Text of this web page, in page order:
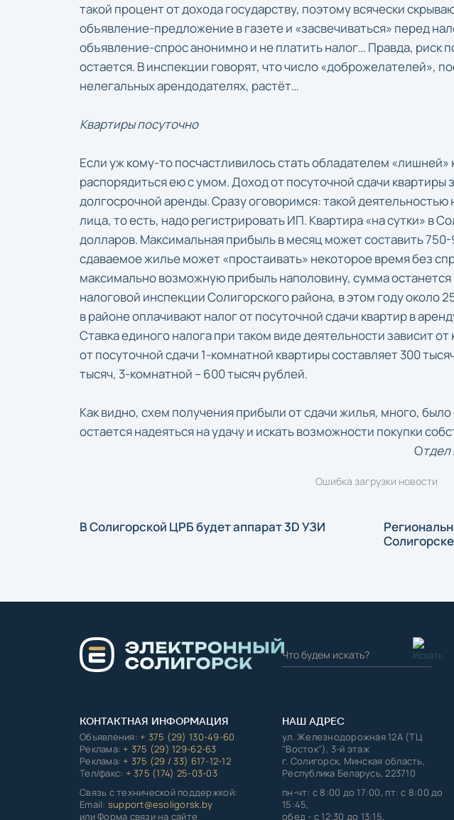
такой процент от дохода государству, поэтому всячески
объявление-предложение в газете и «засвечиваться» перед
объявление-спрос анонимно и не платить налог… Правда, риск
остается. В инспекции говорят, что число «доброжелателей»,
нелегальных арендодателях, растёт…
Квартиры посуточно
Если уж кому-то посчастливилось стать обладателем «лишней»
распорядиться ею с умом. Доход от посуточной сдачи
долгосрочной аренды. Сразу оговоримся: такой деятельностью
лица, то есть, надо регистрировать ИП. Квартира «на сутки» в
долларов. Максимальная прибыль в месяц может составить
сдаваемое жилье может «простаивать» некоторое время без
максимально возможную прибыль наполовину, сумма
налоговой инспекции Солигорского района, в этом году около
в районе оплачивают налог от посуточной сдачи квартир в
Ставка единого налога при таком виде деятельности зависит
от посуточной сдачи 1-комнатной квартиры составляет 300
тысяч, 3-комнатной – 600 тысяч рублей.
Как видно, схем получения прибыли от сдачи жилья, много,
остается надеяться на удачу и искать возможности покупки
О
Ошибка загрузки новости
В Солигорской ЦРБ будет аппарат 3D УЗИ
КОНТАКТНАЯ ИНФОРМАЦИЯ
Объявления:+ 375 (29) 130-49-60
Реклама:+ 375 (29) 129-62-63
Реклама:+ 375 (29 / 33) 617-12-12
Тел/факс: + 375 (174) 25-03-03
Связь с технической поддержкой:
Email: support@esoligorsk.by
или Форма связи на сайте
НАШ АДРЕС
ул. Железнодорожная 12А (ТЦ
"Восток"), 3-й этаж
г. Солигорск, Минская область,
Республика Беларусь, 223710
пн-чт: с 8:00 до 17:00, пт: с 8:00 до
15:45,
обед - с 12:30 до 13:15,